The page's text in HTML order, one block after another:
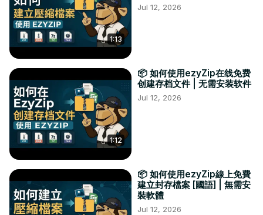
1:13
Jul 12, 2026
1:12
📦 如何使用ezyZip在线免费
创建存档文件 | 无需安装软件
Jul 12, 2026
📦 如何使用ezyZip線上免費
建立封存檔案 [國語] | 無需安
裝軟體
Jul 12, 2026